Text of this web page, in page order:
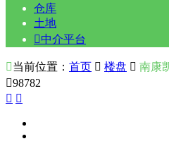
仓库
土地
中介平台
当前位置： 首页  楼盘  南康
98782
 